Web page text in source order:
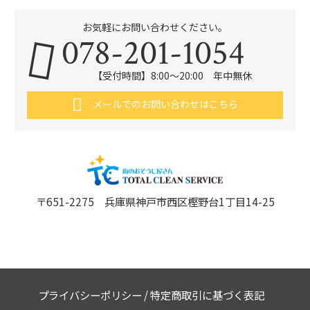
お気軽にお問い合わせください。
078-201-1054
【受付時間】8:00～20:00 年中無休
メールでのお問い合わせはこちら
〒651-2275 兵庫県神戸市西区樫野台1丁目14-25
プライバシーポリシー /特定商取引に基づく表記